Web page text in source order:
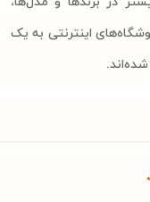
اینترنتی به یک
فرایند خرید آنلاین